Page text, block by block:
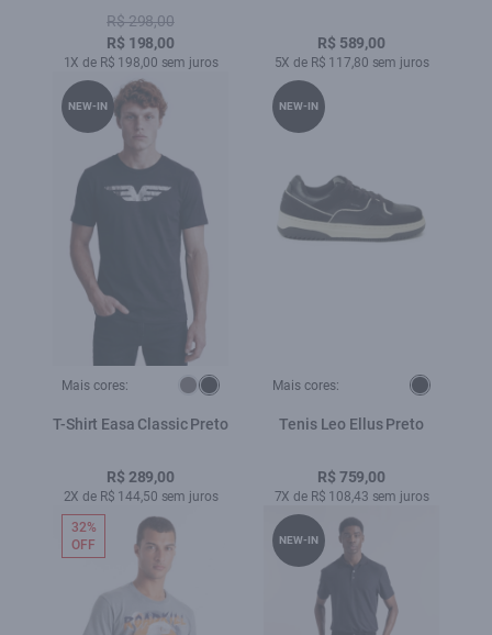
Seco
R$ 298,00
R$ 198,00
1X de R$ 198,00 sem juros
R$ 589,00
5X de R$ 117,80 sem juros
Mais cores:
T-Shirt Easa Classic Preto
R$ 289,00
2X de R$ 144,50 sem juros
NEW-IN
Mais cores:
Tenis Leo Ellus Preto
R$ 759,00
7X de R$ 108,43 sem juros
NEW-IN
32%
OFF
NEW-IN